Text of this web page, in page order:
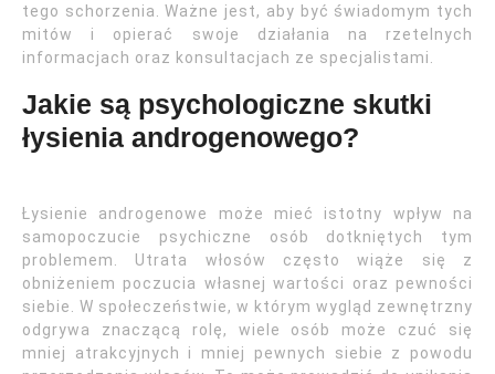
tego schorzenia. Ważne jest, aby być świadomym tych
mitów i opierać swoje działania na rzetelnych
informacjach oraz konsultacjach ze specjalistami.
Jakie są psychologiczne skutki
łysienia androgenowego?
Łysienie androgenowe może mieć istotny wpływ na
samopoczucie psychiczne osób dotkniętych tym
problemem. Utrata włosów często wiąże się z
obniżeniem poczucia własnej wartości oraz pewności
siebie. W społeczeństwie, w którym wygląd zewnętrzny
odgrywa znaczącą rolę, wiele osób może czuć się
mniej atrakcyjnych i mniej pewnych siebie z powodu